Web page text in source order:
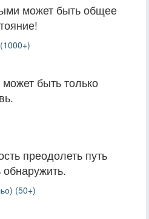
может быть общее
быть только
преодолеть путь
обнаружить.
(50+)